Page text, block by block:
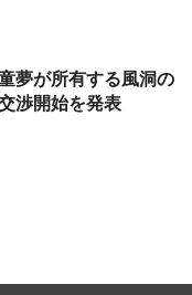
夢が所有する風洞の
渉開始を発表